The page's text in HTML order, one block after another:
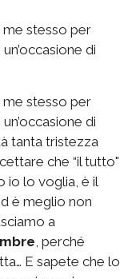
me stesso per
di
me stesso per
di
tanta tristezza
che “il tutto"
io lo voglia, è il
è meglio non
a
, perché
E sapete che lo